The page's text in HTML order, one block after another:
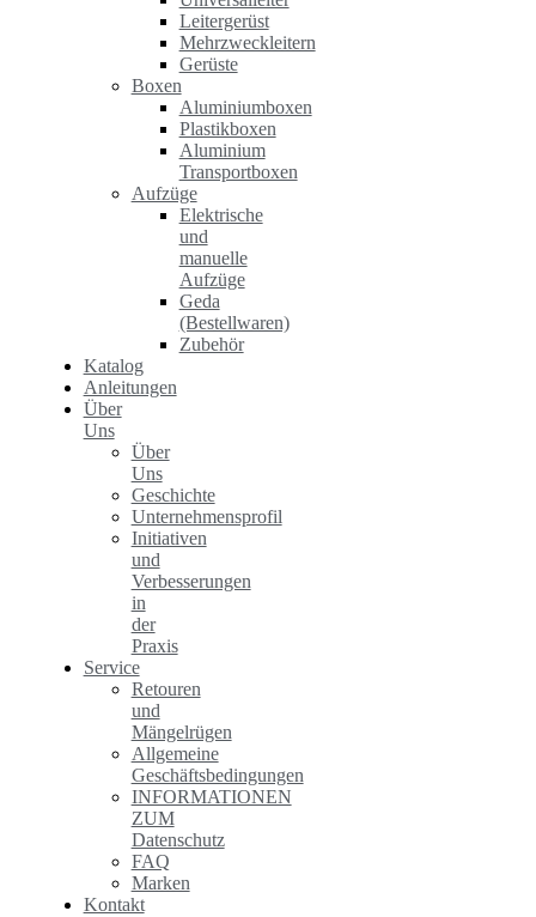
Leitergerüst
Mehrzweckleitern
Gerüste
Boxen
Aluminiumboxen
Plastikboxen
Aluminium
Transportboxen
Aufzüge
Elektrische
und
manuelle
Aufzüge
Geda
(Bestellwaren)
Zubehör
Katalog
Anleitungen
Über
Uns
Über
Uns
Geschichte
Unternehmensprofil
Initiativen
und
Verbesserungen
in
der
Praxis
Service
Retouren
und
Mängelrügen
Allgemeine
Geschäftsbedingungen
INFORMATIONEN
ZUM
Datenschutz
FAQ
Marken
Kontakt